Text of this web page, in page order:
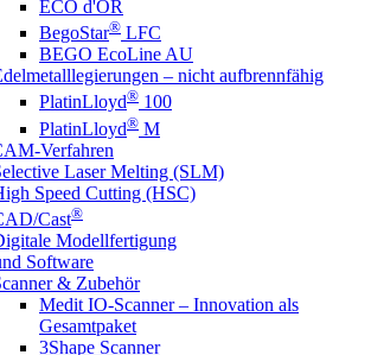
ECO d'OR
BegoStar® LFC
BEGO EcoLine AU
– nicht aufbrennfähig
PlatinLloyd® 100
PlatinLloyd® M
Verfahren
Laser Melting (SLM)
Speed Cutting (HSC)
Cast®
Modellfertigung
Software
& Zubehör
Medit IO-Scanner – Innovation als
Gesamtpaket
3Shape Scanner